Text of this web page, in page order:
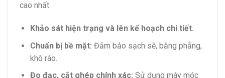
cao nhất:
Khảo sát hiện trạng và lên kế hoạch chi tiết.
Chuẩn bị bề mặt: Đảm bảo sạch sẽ, bằng phẳng,
khô ráo.
Đo đạc, cắt ghép chính xác: Sử dụng máy móc